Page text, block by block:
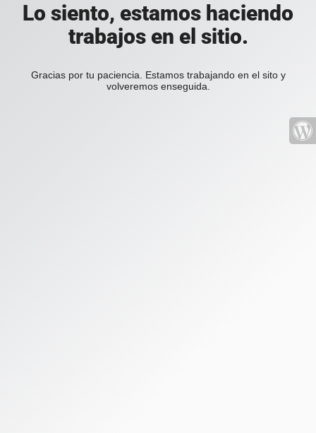
Lo siento, estamos haciendo
trabajos en el sitio.
Gracias por tu paciencia. Estamos trabajando en el sito y
volveremos enseguida.